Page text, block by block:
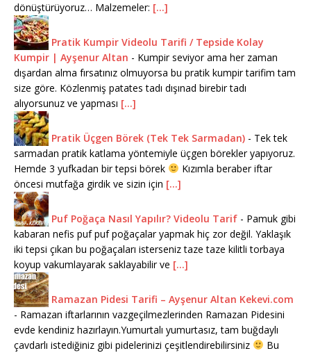
dönüştürüyoruz… Malzemeler: [...]
Pratik Kumpir Videolu Tarifi / Tepside Kolay
Kumpir | Ayşenur Altan - Kumpir seviyor ama her zaman
dışardan alma fırsatınız olmuyorsa bu pratik kumpir tarifim tam
size göre. Közlenmiş patates tadı dışınad birebir tadı
alıyorsunuz ve yapması [...]
Pratik Üçgen Börek (Tek Tek Sarmadan) - Tek tek
sarmadan pratik katlama yöntemiyle üçgen börekler yapıyoruz.
Hemde 3 yufkadan bir tepsi börek
Kızımla beraber iftar
öncesi mutfağa girdik ve sizin için [...]
Puf Poğaça Nasıl Yapılır? Videolu Tarif - Pamuk gibi
kabaran nefis puf puf poğaçalar yapmak hiç zor değil. Yaklaşık
iki tepsi çıkan bu poğaçaları isterseniz taze taze kilitli torbaya
koyup vakumlayarak saklayabilir ve [...]
Ramazan Pidesi Tarifi – Ayşenur Altan Kekevi.com
- Ramazan iftarlarının vazgeçilmezlerinden Ramazan Pidesini
evde kendiniz hazırlayın.Yumurtalı yumurtasız, tam buğdaylı
çavdarlı istediğiniz gibi pidelerinizi çeşitlendirebilirsiniz
Bu